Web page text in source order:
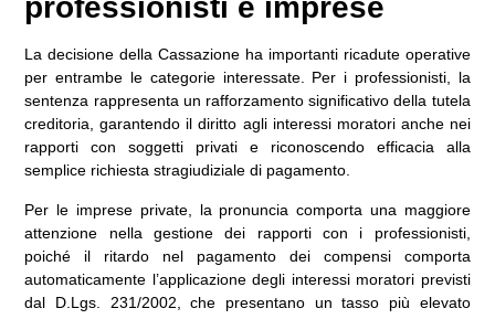
professionisti e imprese
La decisione della Cassazione ha importanti ricadute operative
per entrambe le categorie interessate. Per i professionisti, la
sentenza rappresenta un rafforzamento significativo della tutela
creditoria, garantendo il diritto agli interessi moratori anche nei
rapporti con soggetti privati e riconoscendo efficacia alla
semplice richiesta stragiudiziale di pagamento.
Per le imprese private, la pronuncia comporta una maggiore
attenzione nella gestione dei rapporti con i professionisti,
poiché il ritardo nel pagamento dei compensi comporta
automaticamente l’applicazione degli interessi moratori previsti
dal D.Lgs. 231/2002, che presentano un tasso più elevato